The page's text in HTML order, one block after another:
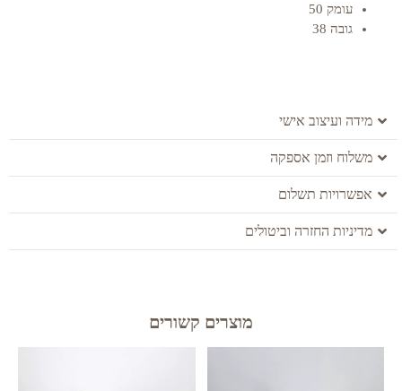
עומק 50
גובה 38
מידה ועיצוב אישי
משלוח וזמן אספקה
אפשרויות תשלום
מדיניות החזרה וביטולים
מוצרים קשורים